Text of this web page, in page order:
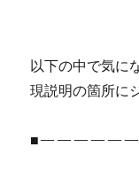
以下の中で気に
現説明の箇所に